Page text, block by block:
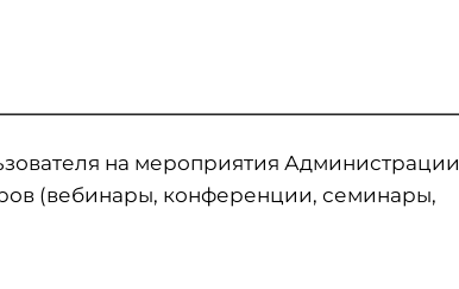
на мероприятия Администрации
(вебинары, конференции, семинары,